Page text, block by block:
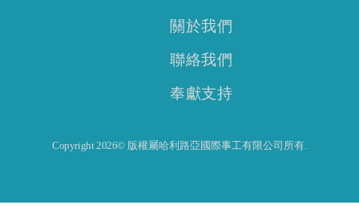
關於我們
聯絡我們
奉獻支持
Copyright 2026© 版權屬哈利路亞國際事工有限公司所有.